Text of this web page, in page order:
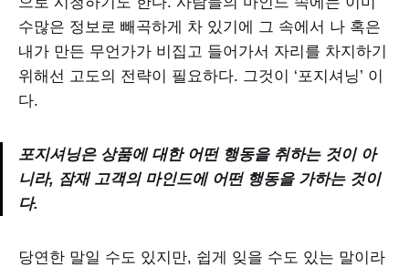
수많은 정보로 빼곡하게 차 있기에 그 속에서 나 혹은
내가 만든 무언가가 비집고 들어가서 자리를 차지하기
위해선 고도의 전략이 필요하다. 그것이 ‘포지셔닝’ 이
다.
포지셔닝은 상품에 대한 어떤 행동을 취하는 것이 아
니라, 잠재 고객의 마인드에 어떤 행동을 가하는 것이
다.
당연한 말일 수도 있지만, 쉽게 잊을 수도 있는 말이라